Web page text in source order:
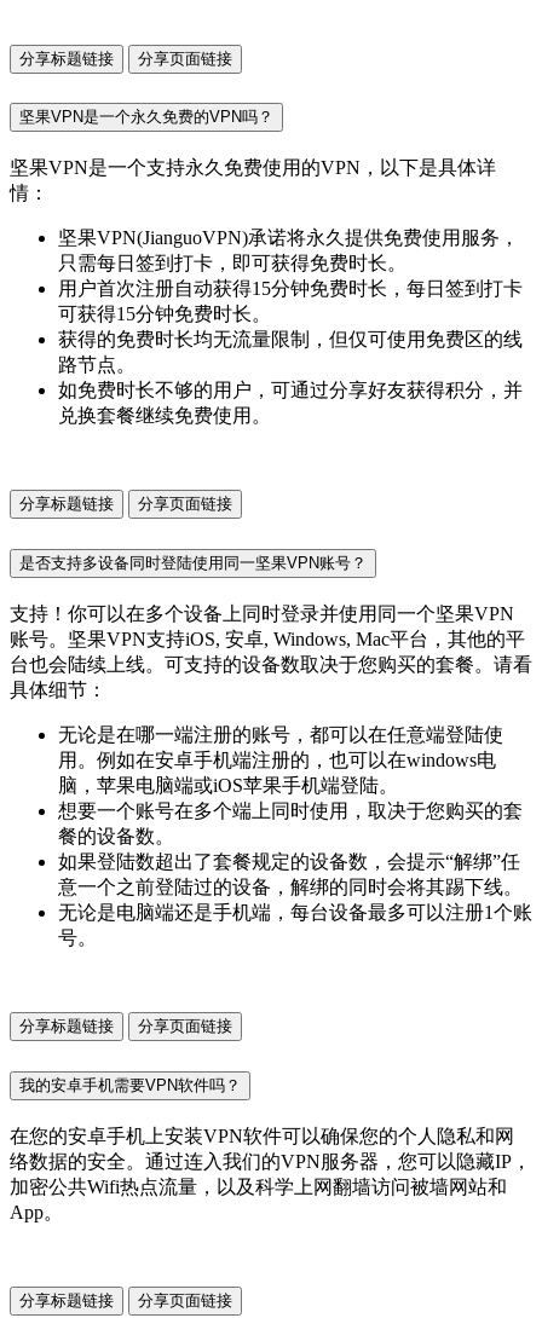
分享标题链接 分享页面链接
坚果VPN是一个永久免费的VPN吗？
坚果VPN是一个支持永久免费使用的VPN，以下是具体详
情：
坚果VPN(JianguoVPN)承诺将永久提供免费使用服务，
只需每日签到打卡，即可获得免费时长。
用户首次注册自动获得15分钟免费时长，每日签到打卡
可获得15分钟免费时长。
获得的免费时长均无流量限制，但仅可使用免费区的线
路节点。
如免费时长不够的用户，可通过分享好友获得积分，并
兑换套餐继续免费使用。
分享标题链接 分享页面链接
是否支持多设备同时登陆使用同一坚果VPN账号？
支持！你可以在多个设备上同时登录并使用同一个坚果VPN
账号。坚果VPN支持iOS, 安卓, Windows, Mac平台，其他的平
台也会陆续上线。可支持的设备数取决于您购买的套餐。请看
具体细节：
无论是在哪一端注册的账号，都可以在任意端登陆使
用。例如在安卓手机端注册的，也可以在windows电
脑，苹果电脑端或iOS苹果手机端登陆。
想要一个账号在多个端上同时使用，取决于您购买的套
餐的设备数。
如果登陆数超出了套餐规定的设备数，会提示“解绑”任
意一个之前登陆过的设备，解绑的同时会将其踢下线。
无论是电脑端还是手机端，每台设备最多可以注册1个账
号。
分享标题链接 分享页面链接
我的安卓手机需要VPN软件吗？
在您的安卓手机上安装VPN软件可以确保您的个人隐私和网
络数据的安全。通过连入我们的VPN服务器，您可以隐藏IP，
加密公共Wifi热点流量，以及科学上网翻墙访问被墙网站和
App。
分享标题链接 分享页面链接